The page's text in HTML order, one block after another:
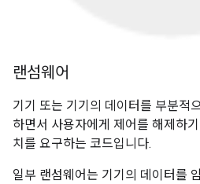
랜섬웨어
기기 또는 기기의 데이터를 부분적
하면서 사용자에게 제어를 해제하
치를 요구하는 코드입니다.
일부 랜섬웨어는 기기의 데이터를